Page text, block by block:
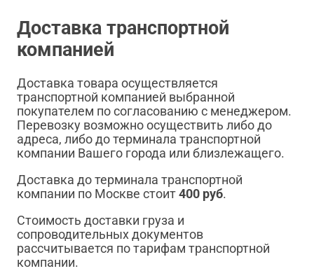
Доставка транспортной
компанией
Доставка товара осуществляется
транспортной компанией выбранной
покупателем по согласованию с менеджером.
Перевозку возможно осуществить либо до
адреса, либо до терминала транспортной
компании Вашего города или близлежащего.
Доставка до терминала транспортной
компании по Москве стоит400 руб.
Стоимость доставки груза и
сопроводительных документов
рассчитывается по тарифам транспортной
компании.